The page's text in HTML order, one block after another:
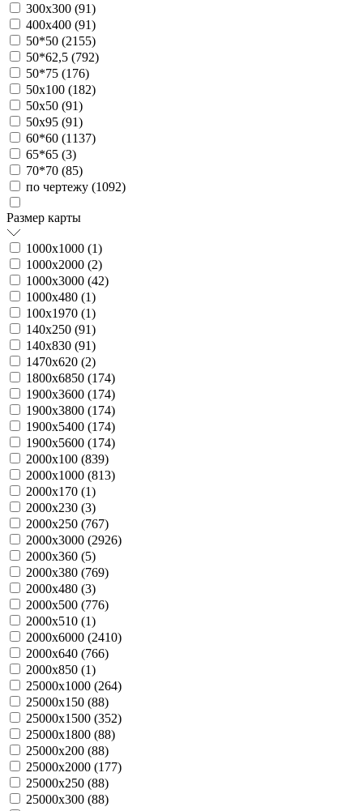
300х300 (91)
400х400 (91)
50*50 (2155)
50*62,5 (792)
50*75 (176)
50х100 (182)
50х50 (91)
50х95 (91)
60*60 (1137)
65*65 (3)
70*70 (85)
по чертежу (1092)
Размер карты
1000х1000 (1)
1000х2000 (2)
1000х3000 (42)
1000х480 (1)
100х1970 (1)
140х250 (91)
140х830 (91)
1470х620 (2)
1800х6850 (174)
1900х3600 (174)
1900х3800 (174)
1900х5400 (174)
1900х5600 (174)
2000х100 (839)
2000х1000 (813)
2000х170 (1)
2000х230 (3)
2000х250 (767)
2000х3000 (2926)
2000х360 (5)
2000х380 (769)
2000х480 (3)
2000х500 (776)
2000х510 (1)
2000х6000 (2410)
2000х640 (766)
2000х850 (1)
25000х1000 (264)
25000х150 (88)
25000х1500 (352)
25000х1800 (88)
25000х200 (88)
25000х2000 (177)
25000х250 (88)
25000х300 (88)